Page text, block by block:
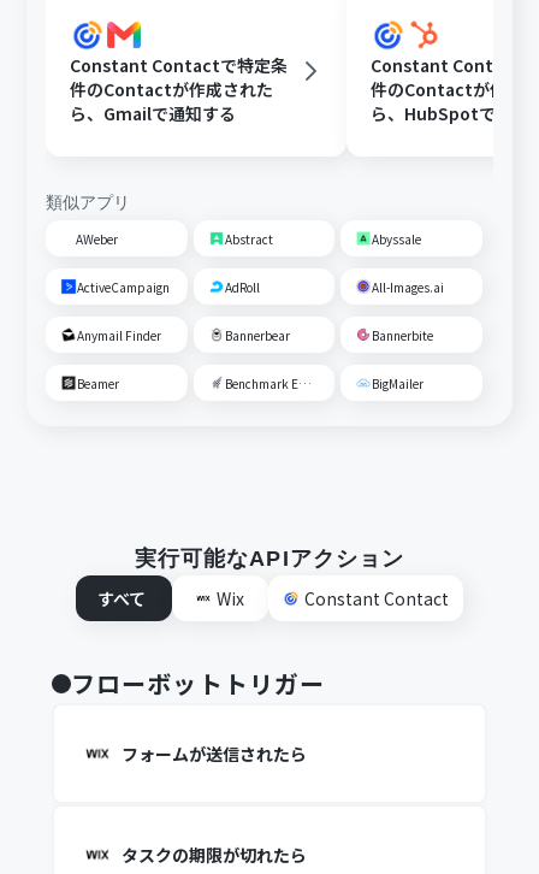
Constant Contactで特定条
件のContactが作成された
ら、Gmailで通知する
Constant Contactで
件のContactが作成
ら、HubSpotでコン
類似アプリ
AWeber Abstract Abyssale
ActiveCampaign AdRoll All-Images.ai
Anymail Finder Bannerbear Bannerbite
Beamer Benchmark Email BigMailer
実行可能なAPIアクション
すべて
Wix Constant Contact
フローボットトリガー
フォームが送信されたら
タスクの期限が切れたら